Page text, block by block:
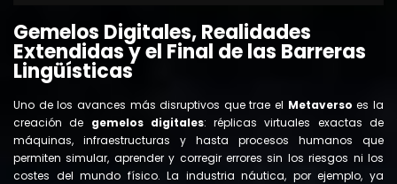
Gemelos Digitales, Realidades
Extendidas y el Final de las Barreras
Lingüísticas
Uno de los avances más disruptivos que trae el Metaverso es la
creación de gemelos digitales: réplicas virtuales exactas de
máquinas, infraestructuras y hasta procesos humanos que
permiten simular, aprender y corregir errores sin los riesgos ni los
costes del mundo físico. La industria náutica, por ejemplo, ya